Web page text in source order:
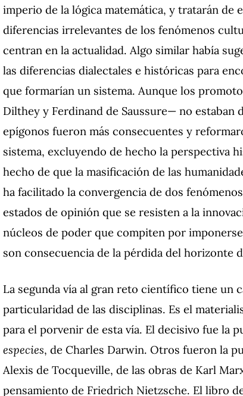
imperio de la lógica matemática, y tratarán de
diferencias irrelevantes de los fenómenos
centran en la actualidad. Algo similar había
las diferencias dialectales e históricas para
que formarían un sistema. Aunque los
Dilthey y Ferdinand de Saussure— no estaban
epígonos fueron más consecuentes y
sistema, excluyendo de hecho la perspectiva
hecho de que la masificación de las
ha facilitado la convergencia de dos
estados de opinión que se resisten a la
núcleos de poder que compiten por
son consecuencia de la pérdida del horizonte
La segunda vía al gran reto científico tiene un
particularidad de las disciplinas. Es el
para el porvenir de esta vía. El decisivo fue la
especies, de Charles Darwin. Otros fueron la
Alexis de Tocqueville, de las obras de Karl
pensamiento de Friedrich Nietzsche. El libro